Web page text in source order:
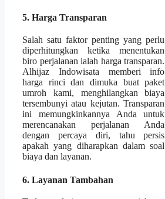
5. Harga Transparan
Salah satu faktor penting yang perlu
diperhitungkan ketika menentukan
biro perjalanan ialah harga transparan.
Alhijaz Indowisata memberi info
harga rinci dan dimuka buat paket
umroh kami, menghilangkan biaya
tersembunyi atau kejutan. Transparan
ini memungkinkannya Anda untuk
merencanakan perjalanan Anda
dengan percaya diri, tahu persis
apakah yang diharapkan dalam soal
biaya dan layanan.
6. Layanan Tambahan